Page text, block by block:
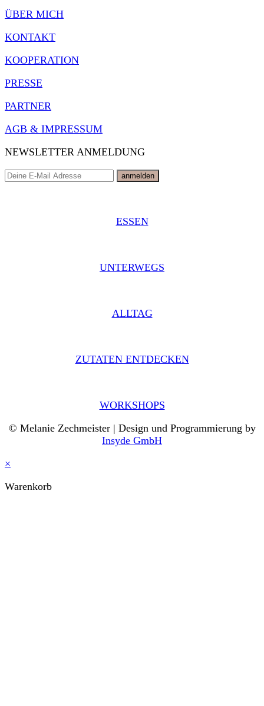
ÜBER MICH
KONTAKT
KOOPERATION
PRESSE
PARTNER
AGB & IMPRESSUM
NEWSLETTER ANMELDUNG
ESSEN
UNTERWEGS
ALLTAG
ZUTATEN ENTDECKEN
WORKSHOPS
© Melanie Zechmeister | Design und Programmierung by
Insyde GmbH
×
Warenkorb